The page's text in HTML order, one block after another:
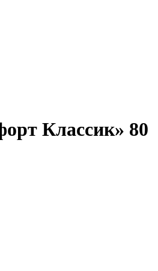
Классик» 80